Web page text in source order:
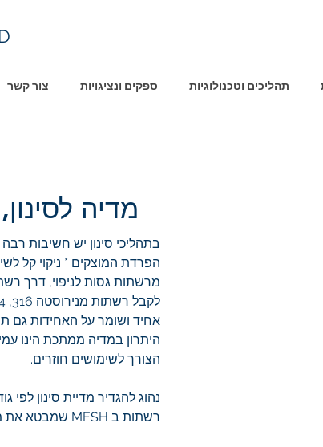
צור קשר ספקים ונציגויות תהליכים וטכנולוגיות
מדיה
בתהליכי סינון יש חשיבות
הפרדת המוצקים * ניקוי קל
מרשתות גסות לניפוי, דרך
אחיד ושומר על האחידות גם
היתרון במדיה ממתכת הינו
הצורך לשימושים חוזרים.
רשתות ב MESH שמבטא את מספר החורים באינץ' רבוע.